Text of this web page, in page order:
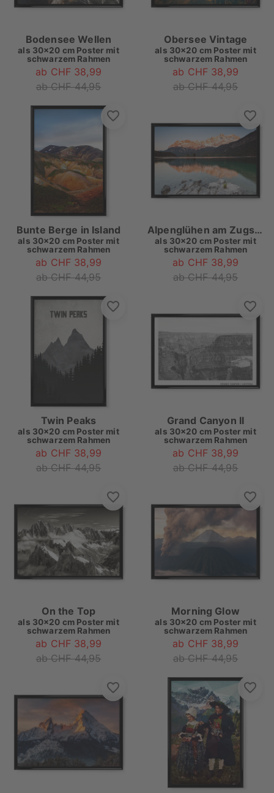
Bodensee Wellen
als 30x20 cm Poster mit
schwarzem Rahmen
ab CHF 38,99
ab CHF 44,95
Obersee Vintage
als 30x20 cm Poster mit
schwarzem Rahmen
ab CHF 38,99
ab CHF 44,95
Bunte Berge in Island
als 30x20 cm Poster mit
schwarzem Rahmen
ab CHF 38,99
ab CHF 44,95
Alpenglühen am Zugspitzmassiv
als 30x20 cm Poster mit
schwarzem Rahmen
ab CHF 38,99
ab CHF 44,95
Twin Peaks
als 30x20 cm Poster mit
schwarzem Rahmen
ab CHF 38,99
ab CHF 44,95
Grand Canyon II
als 30x20 cm Poster mit
schwarzem Rahmen
ab CHF 38,99
ab CHF 44,95
On the Top
als 30x20 cm Poster mit
schwarzem Rahmen
ab CHF 38,99
ab CHF 44,95
Morning Glow
als 30x20 cm Poster mit
schwarzem Rahmen
ab CHF 38,99
ab CHF 44,95